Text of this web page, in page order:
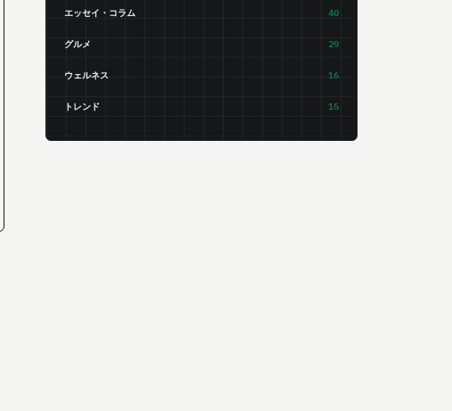
エッセイ・コラム 40
グルメ 29
ウェルネス 16
トレンド 15